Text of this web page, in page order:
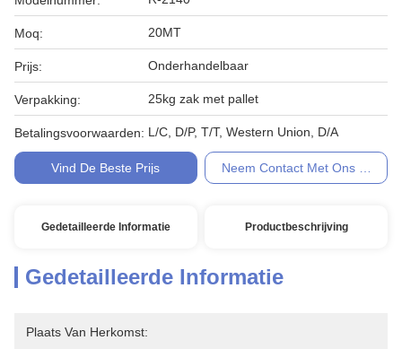
Moq: 20MT
Prijs: Onderhandelbaar
Verpakking: 25kg zak met pallet
Betalingsvoorwaarden: L/C, D/P, T/T, Western Union, D/A
Vind De Beste Prijs Neem Contact Met Ons Op
Gedetailleerde Informatie Productbeschrijving
Gedetailleerde Informatie
Plaats Van Herkomst: